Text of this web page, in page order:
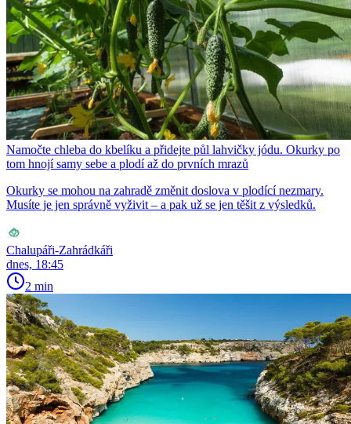
Namočte chleba do kbelíku a přidejte půl lahvičky jódu. Okurky po
tom hnojí samy sebe a plodí až do prvních mrazů
Okurky se mohou na zahradě změnit doslova v plodící nezmary.
Musíte je jen správně vyživit – a pak už se jen těšit z výsledků.
Chalupáři-Zahrádkáři
dnes, 18:45
2 min